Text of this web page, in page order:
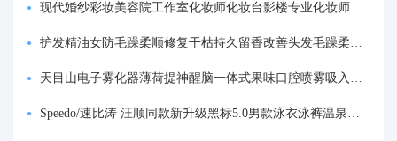
现代婚纱彩妆美容院工作室化妆师化妆台影楼专业化妆师专用梳妆台
护发精油女防毛躁柔顺修复干枯持久留香改善头发毛躁柔顺剂神器
天目山电子雾化器薄荷提神醒脑一体式果味口腔喷雾吸入式戒烟神器
Speedo/速比涛 汪顺同款新升级黑标5.0男款泳衣泳裤温泉游泳套装